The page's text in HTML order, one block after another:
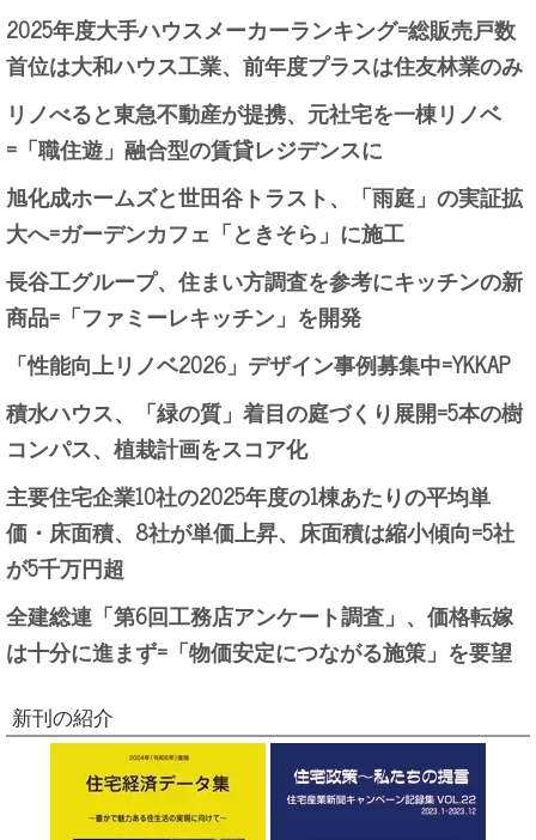
2025年度大手ハウスメーカーランキング=総販売戸数
首位は大和ハウス工業、前年度プラスは住友林業のみ
リノべると東急不動産が提携、元社宅を一棟リノベ
=「職住遊」融合型の賃貸レジデンスに
旭化成ホームズと世田谷トラスト、「雨庭」の実証拡
大へ=ガーデンカフェ「ときそら」に施工
長谷工グループ、住まい方調査を参考にキッチンの新
商品=「ファミーレキッチン」を開発
「性能向上リノベ2026」デザイン事例募集中=YKKAP
積水ハウス、「緑の質」着目の庭づくり展開=5本の樹
コンパス、植栽計画をスコア化
主要住宅企業10社の2025年度の1棟あたりの平均単
価・床面積、8社が単価上昇、床面積は縮小傾向=5社
が5千万円超
全建総連「第6回工務店アンケート調査」、価格転嫁
は十分に進まず=「物価安定につながる施策」を要望
新刊の紹介